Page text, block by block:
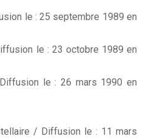
le : 25 septembre 1989 en
le : 23 octobre 1989 en
le : 26 mars 1990 en
/ Diffusion le : 11 mars